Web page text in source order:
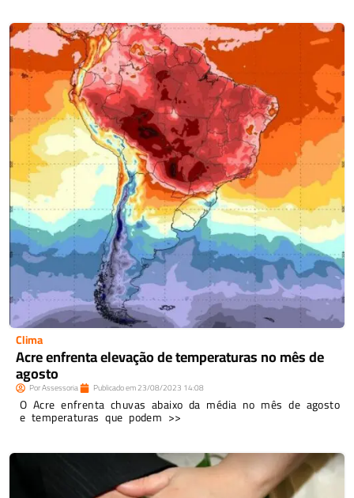
Clima
Acre enfrenta elevação de temperaturas no mês de
agosto
PorAssessoria Publicado em23/08/2023 14:08
O Acre enfrenta chuvas abaixo da média no mês de agosto
e temperaturas que podem >>